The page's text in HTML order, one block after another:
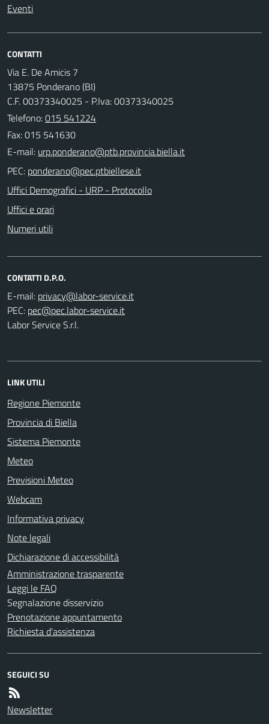
Eventi
CONTATTI
Via E. De Amicis 7
13875 Ponderano (BI)
C.F. 00373340025 - P.Iva: 00373340025
Telefono:015 541224
Fax: 015 541630
E-mail:
PEC:
Uffici Demografici - URP - Protocollo
Uffici e orari
Numeri utili
CONTATTI D.P.O.
E-mail:
PEC:
Labor Service S.r.l.
LINK UTILI
Regione Piemonte
Provincia di Biella
Sistema Piemonte
Meteo
Previsioni Meteo
Webcam
Informativa privacy
Note legali
Dichiarazione di accessibilità
Amministrazione trasparente
Leggi le FAQ
Segnalazione disservizio
Prenotazione appuntamento
Richiesta d'assistenza
SEGUICI SU
Newsletter